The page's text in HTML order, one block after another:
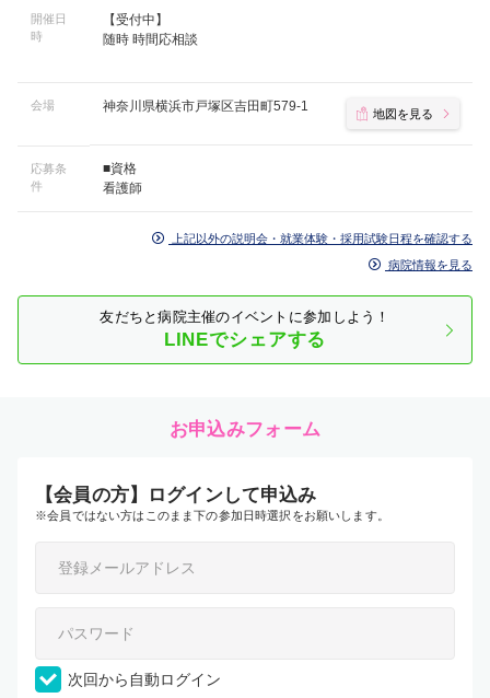
開催日
時
【受付中】
随時 時間応相談
会場 神奈川県横浜市戸塚区吉田町579-1 地図を見る
応募条
件
■資格
看護師
上記以外の説明会・就業体験・採用試験日程を確認する
病院情報を見る
友だちと病院主催のイベントに参加しよう！
LINEでシェアする
お申込みフォーム
【会員の方】ログインして申込み
※会員ではない方はこのまま下の参加日時選択をお願いします。
次回から自動ログイン